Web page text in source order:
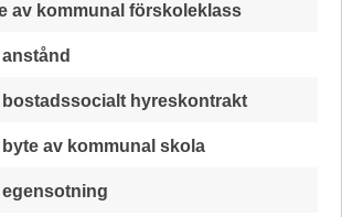
av kommunal förskoleklass
hyreskontrakt
av kommunal skola